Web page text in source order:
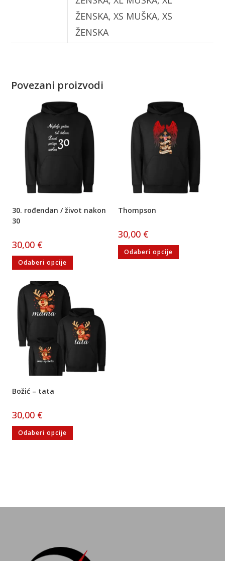
ŽENSKA, XS MUŠKA, XS
ŽENSKA
Povezani proizvodi
30. rođendan / život nakon
30
30,00 €
Odaberi opcije
Thompson
30,00 €
Odaberi opcije
Božić – tata
30,00 €
Odaberi opcije